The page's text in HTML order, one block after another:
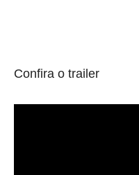
Confira o trailer